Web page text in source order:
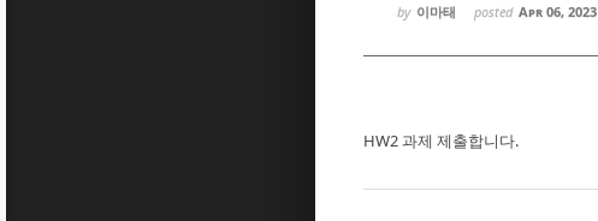
by 이마태 posted Apr 06, 2023
HW2 과제 제출합니다.
Sketchbook5, 스케치북5
Sketchbook5, 스케치북5